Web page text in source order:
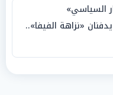
السياسي»
«نزاهة الفيفا»..